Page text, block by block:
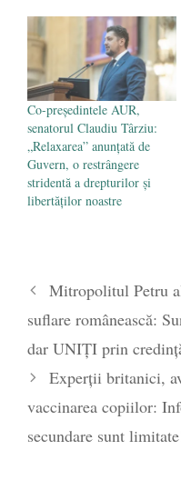
Co-președintele AUR,
senatorul Claudiu Târziu:
„Relaxarea” anunțată de
Guvern, o restrângere
stridentă a drepturilor și
libertăților noastre
Mitropolitul Petru
suflare românească:
dar UNIȚI prin
Experții britanici,
vaccinarea copiilor:
secundare sunt